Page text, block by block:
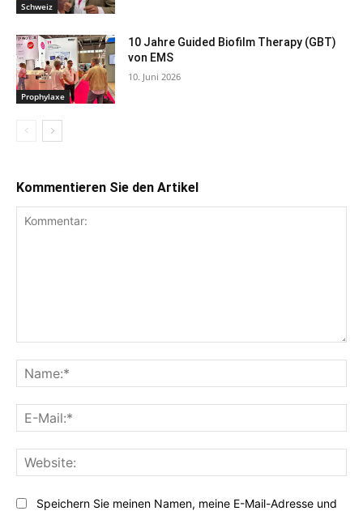
Schweiz
Prophylaxe
10 Jahre Guided Biofilm Therapy (GBT)
von EMS
10. Juni 2026
Kommentieren Sie den Artikel
Speichern Sie meinen Namen, meine E-Mail-Adresse und